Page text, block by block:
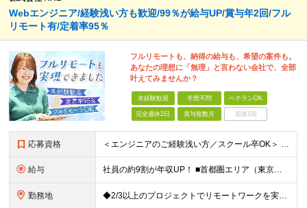
Webエンジニア/経験浅い方も歓迎/99％が給与UP/賞与年2回/フル
リモート有/定着率95％
フルリモートも、納得の給与も、希望の案件も。
あなたの理想に「無理」と言わない会社で、全部
叶えてみませんか？
未経験歓迎 学歴不問 ベテランOK
完全週休2日 賞与複数月 面接1回
応募資格 ＜エンジニアのご経験浅い方／スクール卒OK＞ ◆学歴不問 ◆未経験OK ＜こんな方は大歓迎！＞ ◎今の収入に不満がある方 ◎新しい言語・スキルに挑戦したい方 ◎腰を据えて活躍したい方 ◎頑張りを評価
給与 社員の約9割が年収UP！ ■首都圏エリア（東京、神奈川、千葉、埼玉勤務） 月給25万円～26万円（固定残業代含む） ※固定残業代は、時間外労働の有無に関わらず17時間分を30,000円～31,200
勤務地 ◆2/3以上のプロジェクトでリモートワークを実施中！ ≪自社拠点≫ ・東京本社／東京都千代田区丸の内二丁目6番1号 丸の内パークビルディング6階 ・関西支社／⼤阪府⼤阪市中央区安⼟町2-3-13 ⼤